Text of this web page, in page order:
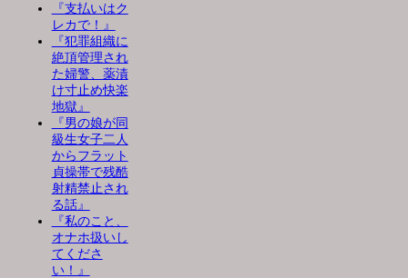
『支払いはク
レカで！』
『犯罪組織に
絶頂管理され
た婦警、薬漬
け寸止め快楽
地獄』
『男の娘が同
級生女子二人
からフラット
貞操帯で残酷
射精禁止され
る話』
『私のこと、
オナホ扱いし
てくださ
い！』